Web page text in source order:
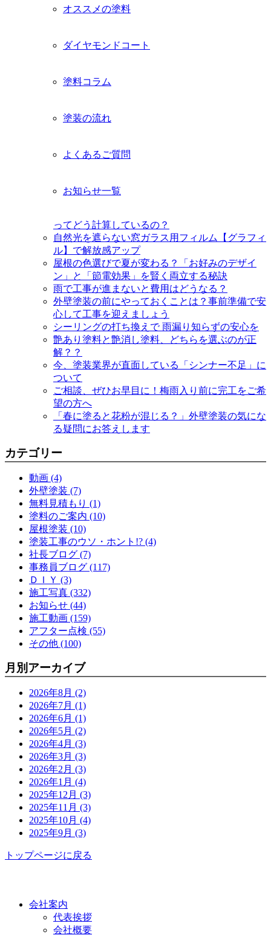
オススメの塗料
ダイヤモンドコート
塗料コラム
塗装の流れ
よくあるご質問
お知らせ一覧
ってどう計算しているの？
自然光を遮らない窓ガラス用フィルム【グラフィ
ル】で解放感アップ
屋根の色選びで夏が変わる？「お好みのデザイ
ン」と「節電効果」を賢く両立する秘訣
雨で工事が進まないと費用はどうなる？
外壁塗装の前にやっておくことは？事前準備で安
心して工事を迎えましょう
シーリングの打ち換えで 雨漏り知らずの安心を
艶あり塗料と艶消し塗料、どちらを選ぶのが正
解？？
今、塗装業界が直面している「シンナー不足」に
ついて
ご相談、ぜひお早目に！梅雨入り前に完工をご希
望の方へ
「春に塗ると花粉が混じる？」外壁塗装の気にな
る疑問にお答えします
カテゴリー
動画 (4)
外壁塗装 (7)
無料見積もり (1)
塗料のご案内 (10)
屋根塗装 (10)
塗装工事のウソ・ホント!? (4)
社長ブログ (7)
事務員ブログ (117)
ＤＩＹ (3)
施工写真 (332)
お知らせ (44)
施工動画 (159)
アフター点検 (55)
その他 (100)
月別アーカイブ
2026年8月 (2)
2026年7月 (1)
2026年6月 (1)
2026年5月 (2)
2026年4月 (3)
2026年3月 (3)
2026年2月 (3)
2026年1月 (4)
2025年12月 (3)
2025年11月 (3)
2025年10月 (4)
2025年9月 (3)
トップページに戻る
会社案内
代表挨拶
会社概要